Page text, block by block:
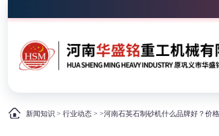
新闻知识 >行业动态 > >河南石英石制砂机什么品牌好？价